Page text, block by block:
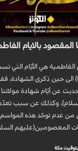
المقصود بالايام
الفاطمية هي الأيّام التي
الى حين ذكرى الشهادة،
عن أيّام شهادة
وكذلك عن سبب
عدم توحّد هذه
المعصومين(عليهم